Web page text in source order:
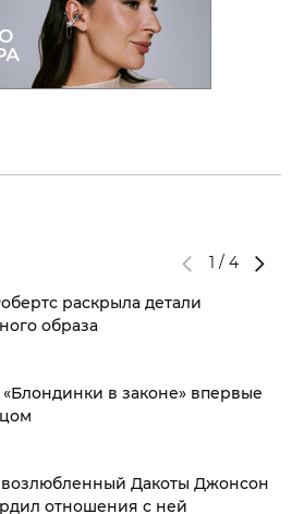
1 / 4
раскрыла детали
образа
«Блондинки в законе» впервые
Дакоты Джонсон
отношения с ней